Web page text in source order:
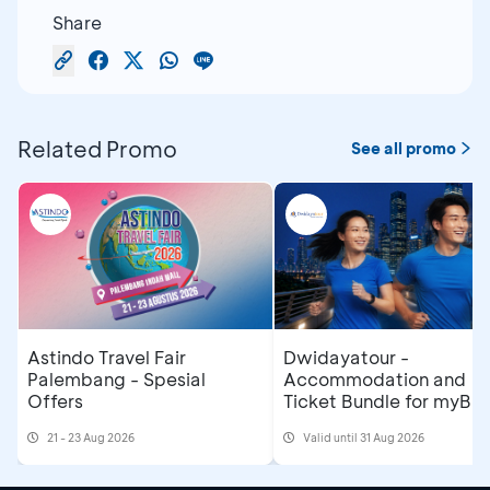
Share
Related Promo See all promo
Astindo Travel Fair
Palembang - Spesial
Offers
21 - 23 Aug 2026
Dwidayatour -
Accommodation and
Ticket Bundle for
2026
Valid until 31 Aug 2026